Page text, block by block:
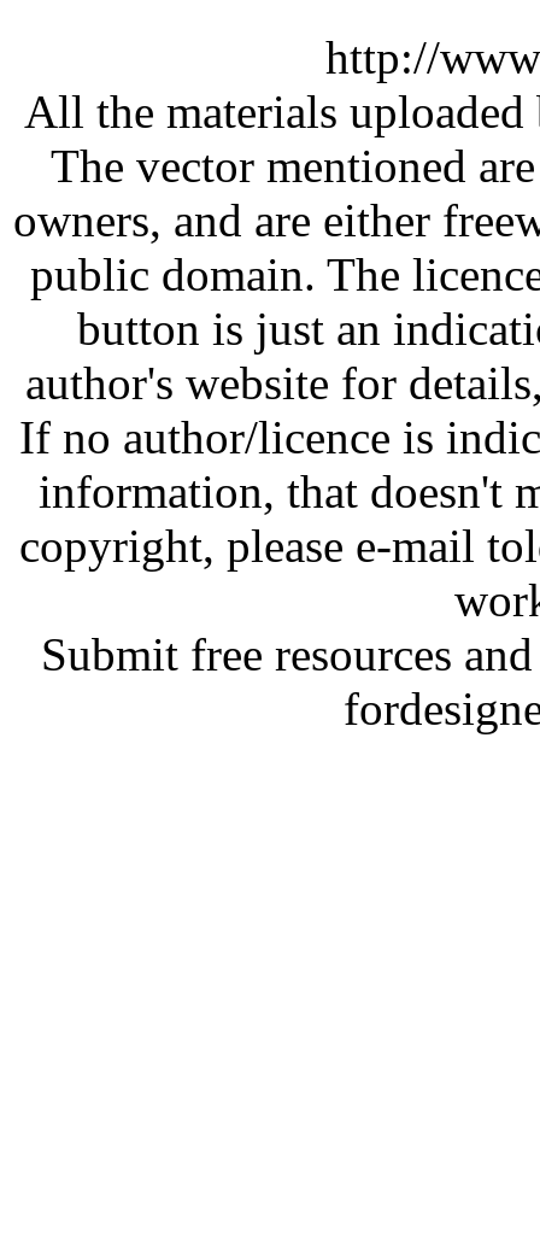
http://
All the materials
The vector mentioned
owners, and are either
public domain. The
button is just an
author's website for
If no author/licence is
information, that doesn't
copyright, please e-mail
Submit free resources